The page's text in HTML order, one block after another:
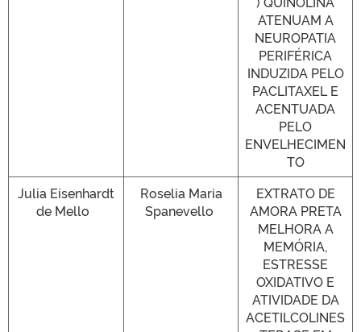
ATENUAM A
NEUROPATIA
PERIFÉRICA
INDUZIDA PELO
PACLITAXEL E
ACENTUADA
PELO
ENVELHECIMEN
TO
Julia Eisenhardt
de Mello
Roselia Maria
Spanevello
EXTRATO DE
AMORA PRETA
MELHORA A
MEMÓRIA,
ESTRESSE
OXIDATIVO E
ATIVIDADE DA
ACETILCOLINES